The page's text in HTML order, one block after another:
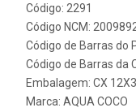
Código: 2291
Código NCM:
Código de Barras do
Código de Barras da
Embalagem: CX
Marca: AQUA COCO